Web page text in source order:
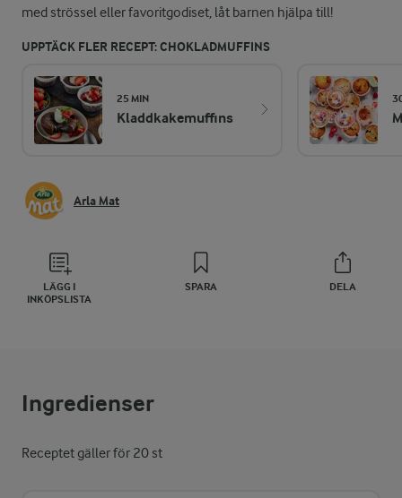
med strössel eller favoritgodiset, låt barnen hjälpa till!
UPPTÄCK FLER RECEPT: CHOKLADMUFFINS
25 MIN
Kladdkakemuffins
Arla Mat
LÄGG I
INKÖPSLISTA
SPARA DELA
Ingredienser
Receptet gäller för 20 st